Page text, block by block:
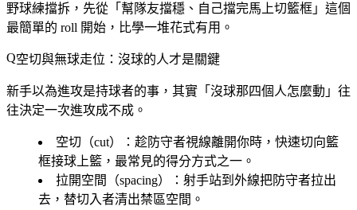
野球練擋拆，先從「幫隊友擋穩、自己擋完馬上切籃框」這個
最簡單的 roll 開始，比學一堆花式有用。
空切與無球走位：沒球的人才是關鍵
新手以為進攻是持球者的事，其實「沒球那四個人怎麼動」往
往決定一次進攻成不成。
空切（cut）
：趁防守者視線離開你時，快速切向籃
框接球上籃，最常見的得分方式之一。
拉開空間（spacing）
：射手站到外線把防守者拉出
去，替切入者清出禁區空間。